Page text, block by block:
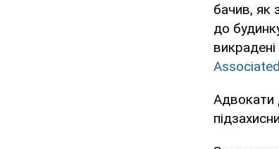
бачив, як
до
Адвокати